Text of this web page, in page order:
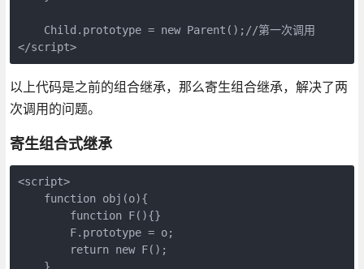
    Child.prototype = new Parent();//第一次调用
</script>
以上代码是之前的组合继承，那么寄生组合继承，解决了两
次调用的问题。
寄生组合式继承
<script>
    function obj(o){
        function F(){}
        F.prototype = o;
        return new F();
    }